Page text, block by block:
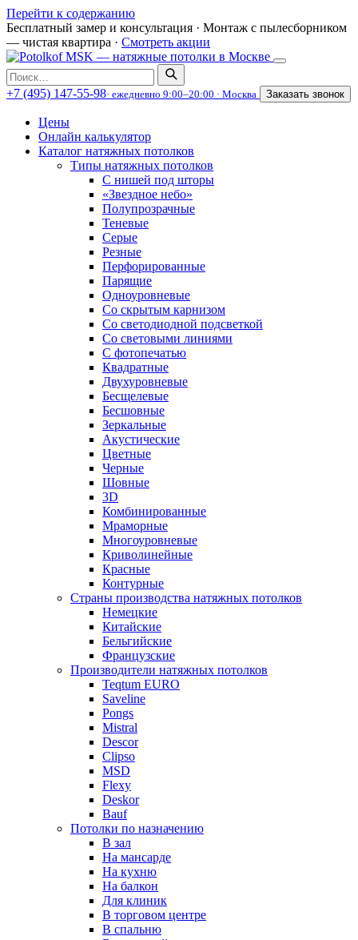
Перейти к содержанию
Бесплатный замер и консультация · Монтаж с пылесборником
— чистая квартира · Смотреть акции
Поиск
по
сайту
+7 (495) 147-55-98· ежедневно 9:00–20:00 · Москва Заказать звонок
Цены
Онлайн калькулятор
Каталог натяжных потолков
Типы натяжных потолков
С нишей под шторы
«Звездное небо»
Полупрозрачные
Теневые
Серые
Резные
Перфорированные
Парящие
Одноуровневые
Со скрытым карнизом
Со светодиодной подсветкой
Со световыми линиями
С фотопечатью
Квадратные
Двухуровневые
Бесщелевые
Бесшовные
Зеркальные
Акустические
Цветные
Черные
Шовные
3D
Комбинированные
Мраморные
Многоуровневые
Криволинейные
Красные
Контурные
Страны производства натяжных потолков
Немецкие
Китайские
Бельгийские
Французские
Производители натяжных потолков
Teqtum EURO
Saveline
Pongs
Mistral
Descor
Clipso
MSD
Flexy
Deskor
Bauf
Потолки по назначению
В зал
На мансарде
На кухню
На балкон
Для клиник
В торговом центре
В спальню